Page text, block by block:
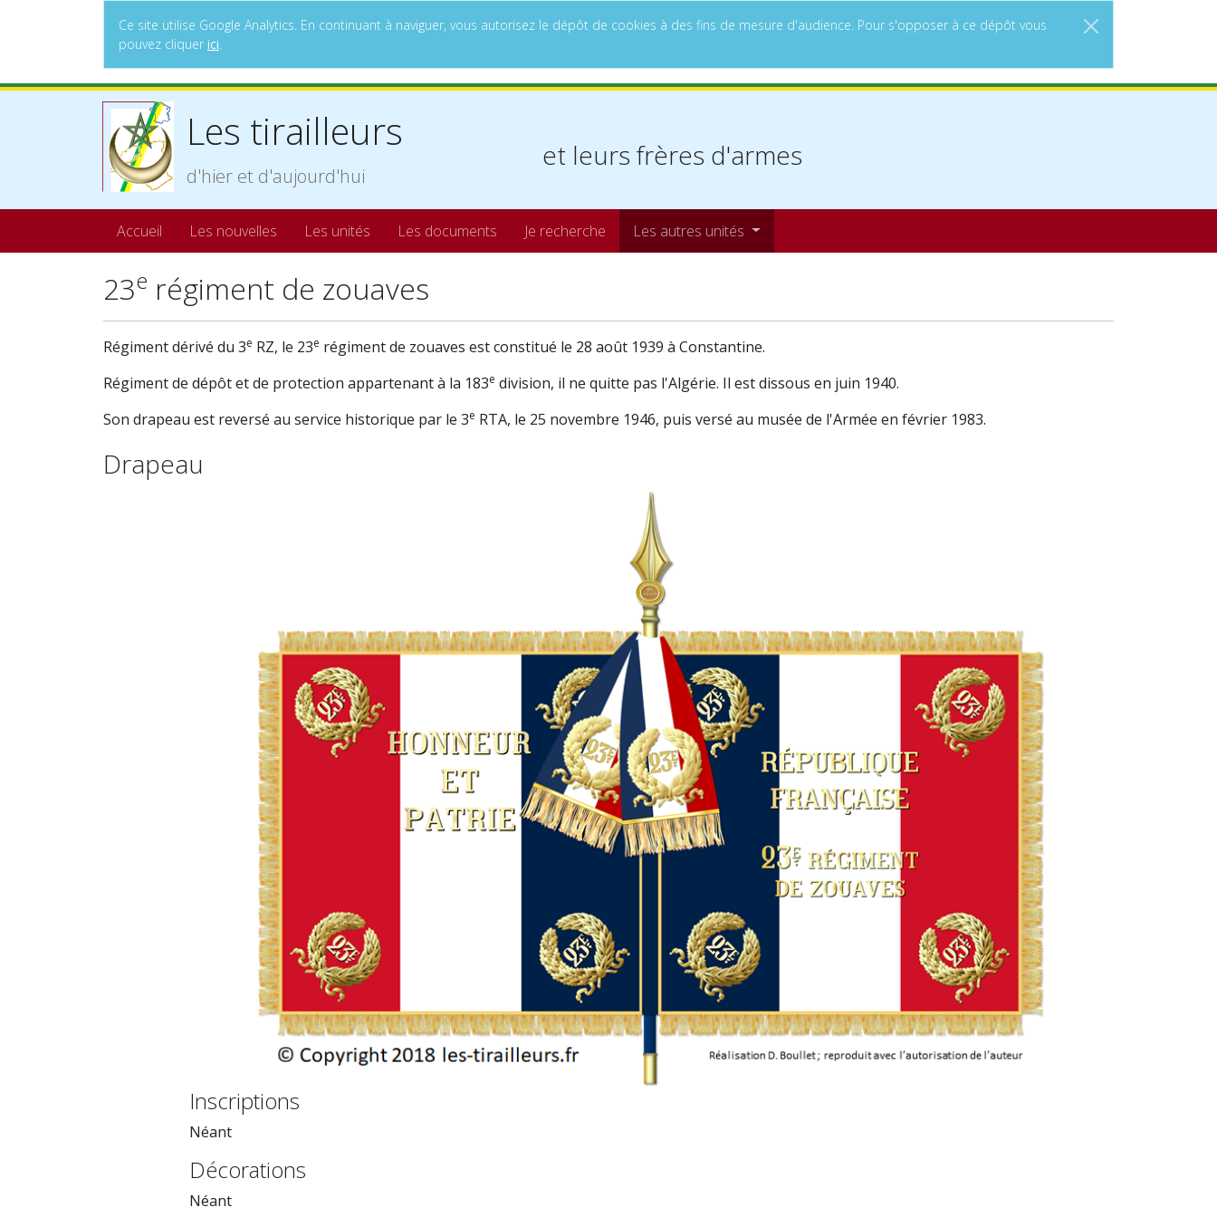
Ce site utilise Google Analytics. En continuant à naviguer, vous autorisez le dépôt de cookies à des fins de mesure d'audience. Pour s'opposer à ce dépôt vous
pouvez cliquer ici.
Les tirailleurs
d'hier et d'aujourd'hui
et leurs frères d'armes
Accueil Les nouvelles Les unités Les documents Je recherche Les autres unités
23e régiment de zouaves
Régiment dérivé du 3e RZ, le 23e régiment de zouaves est constitué le 28 août 1939 à Constantine.
Régiment de dépôt et de protection appartenant à la 183e division, il ne quitte pas l'Algérie. Il est dissous en juin 1940.
Son drapeau est reversé au service historique par le 3e RTA, le 25 novembre 1946, puis versé au musée de l'Armée en février 1983.
Drapeau
Inscriptions
Néant
Décorations
Néant